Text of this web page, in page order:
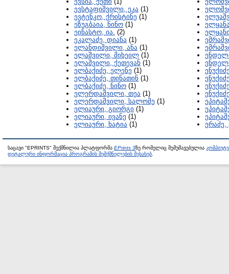
ევსტაფიშვილი, ეკა (1)
ევტენკო, ქრისტინე (1)
ეზუგბაია, ნინო (1)
ეინასტო, ია. (2)
ეკალაძე, დიანა (1)
ელანდიშვილი, ანა (1)
ელაშვილი, მიხეილ (1)
ელაშვილი, ქეთევან (1)
ელბაქიძე, ელენე (1)
ელბაქიძე, თინათინ (1)
ელბაქიძე, ნინო (1)
ელერდაშვილი, თეა (1)
ელერდაშვილი, სალომე (1)
ელიაური, გიორგი (1)
ელიაური, ივანე (1)
ელიაური, ხატია (1)
ერაძე,
საცავი "EPRINTS" შექმნილია პლატფორმა EPrints 3ზე რომელიც შემუშავებულია
დეტალური ინფორმაცია პროგრამის შემქმნელების შესახებ.